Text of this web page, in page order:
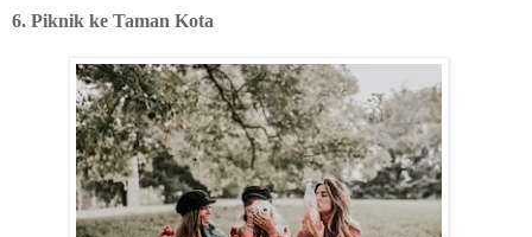
6. Piknik ke Taman Kota